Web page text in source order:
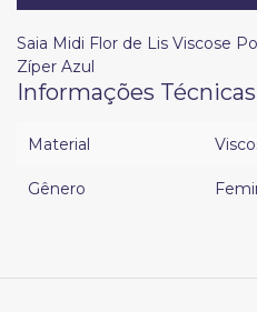
Saia Midi Flor de Lis Viscose
Zíper Azul
Informações Técnicas
Material
Gênero